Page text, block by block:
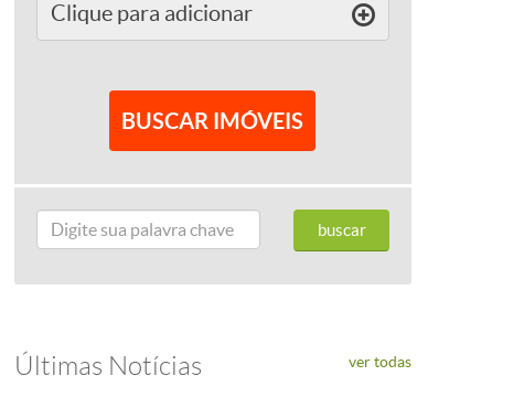
Clique para adicionar
Últimas Notícias ver todas